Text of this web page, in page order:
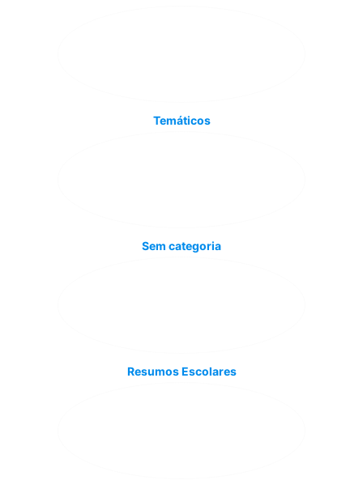
Temáticos
Sem categoria
Resumos Escolares